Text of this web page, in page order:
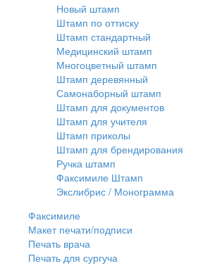
Новый штамп
Штамп по оттиску
Штамп стандартный
Медицинский штамп
Многоцветный штамп
Штамп деревянный
Самонаборный штамп
Штамп для документов
Штамп для учителя
Штамп приколы
Штамп для брендирования
Ручка штамп
Факсимиле Штамп
Экслибрис / Монограмма
Факсимиле
Макет печати/подписи
Печать врача
Печать для сургуча